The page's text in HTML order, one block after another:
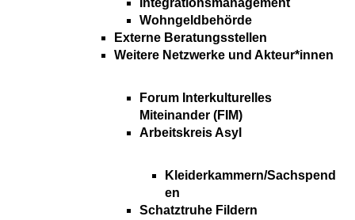
Integrationsmanagement
Wohngeldbehörde
Externe Beratungsstellen
Weitere Netzwerke und Akteur*innen
Forum Interkulturelles
Miteinander (FIM)
Arbeitskreis Asyl
Kleiderkammern/Sachspend
en
Schatztruhe Fildern